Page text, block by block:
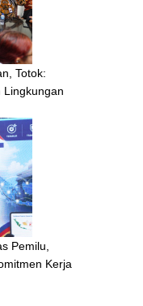
Totok:
Lingkungan
Pemilu,
Kerja